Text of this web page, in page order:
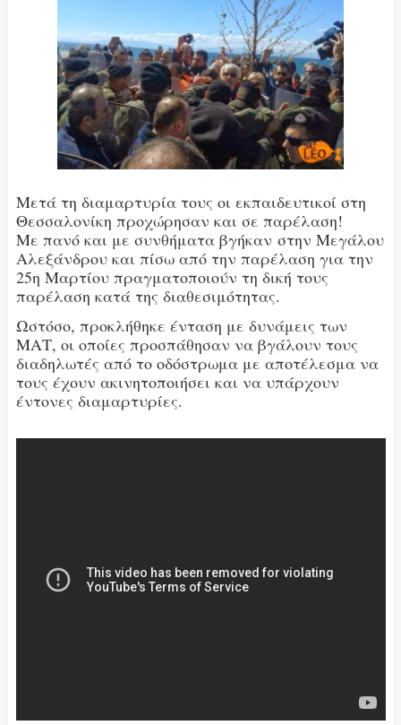
Μετά τη διαμαρτυρία τους οι εκπαιδευτικοί στη
Θεσσαλονίκη προχώρησαν και σε παρέλαση!
Με πανό και με συνθήματα βγήκαν στην Μεγάλου
Αλεξάνδρου και πίσω από την παρέλαση για την
25η Μαρτίου πραγματοποιούν τη δική τους
παρέλαση κατά της διαθεσιμότητας.
Ωστόσο, προκλήθηκε ένταση με δυνάμεις των
ΜΑΤ, οι οποίες προσπάθησαν να βγάλουν τους
διαδηλωτές από το οδόστρωμα με αποτέλεσμα να
τους έχουν ακινητοποιήσει και να υπάρχουν
έντονες διαμαρτυρίες.